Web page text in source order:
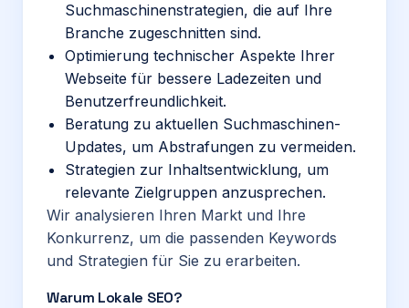
Suchmaschinenstrategien, die auf Ihre
Branche zugeschnitten sind.
Optimierung technischer Aspekte Ihrer
Webseite für bessere Ladezeiten und
Benutzerfreundlichkeit.
Beratung zu aktuellen Suchmaschinen-
Updates, um Abstrafungen zu vermeiden.
Strategien zur Inhaltsentwicklung, um
relevante Zielgruppen anzusprechen.
Wir analysieren Ihren Markt und Ihre
Konkurrenz, um die passenden Keywords
und Strategien für Sie zu erarbeiten.
Warum Lokale SEO?